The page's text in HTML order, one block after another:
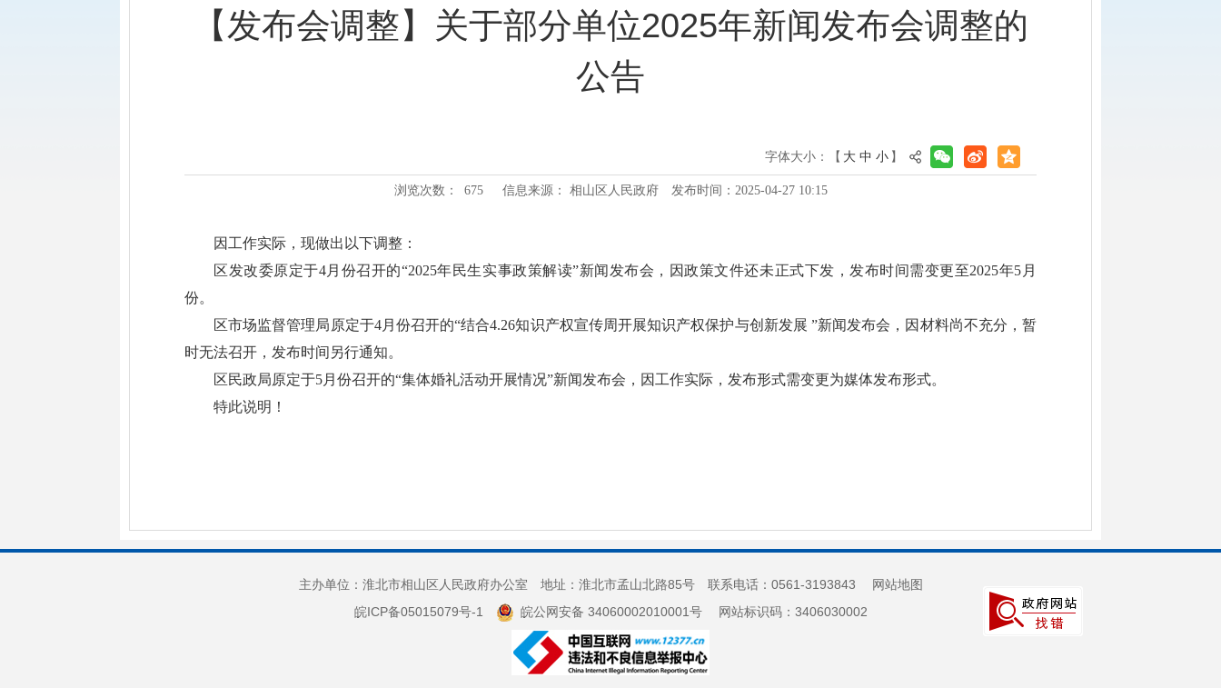
【发布会调整】关于部分单位2025年新闻发布会调整的
公告
字体大小：【 大 中 小 】
浏览次数： 675 信息来源： 相山区人民政府 发布时间：2025-04-27 10:15
因工作实际，现做出以下调整：
区发改委原定于4月份召开的“2025年民生实事政策解读”新闻发布会，因政策文件还未正式下发，发布时间需变更至2025年5月
份。
区市场监督管理局原定于4月份召开的“结合4.26知识产权宣传周开展知识产权保护与创新发展 ”新闻发布会，因材料尚不充分，暂
时无法召开，发布时间另行通知。
区民政局原定于5月份召开的“集体婚礼活动开展情况”新闻发布会，因工作实际，发布形式需变更为媒体发布形式。
特此说明！
主办单位：淮北市相山区人民政府办公室 地址：淮北市孟山北路85号 联系电话：0561-3193843
网站地图
皖ICP备05015079号-1
皖公网安备 34060002010001号网站标识码：3406030002